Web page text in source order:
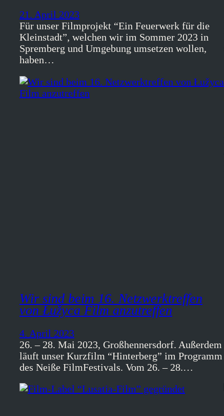
21. April 2023
Für unser Filmprojekt “Ein Feuerwerk für die
Kleinstadt”, welchen wir im Sommer 2023 in
Spremberg und Umgebung umsetzen wollen,
haben…
Wir sind beim 16. Netzwerktreffen
von Łužyca Film anzutreffen
4. April 2023
26. – 28. Mai 2023, Großhennersdorf. Außerdem
läuft unser Kurzfilm “Hinterberg” im Programm
des Neiße FilmFestivals. Vom 26. – 28.…